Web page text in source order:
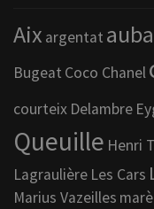
Aix argentat
Bugeat Coco Chanel
courteix Delambre
Queuille Henri
Lagraulière Les Cars
Marius Vazeilles